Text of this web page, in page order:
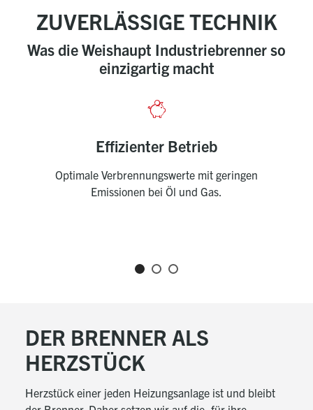
ZUVERLÄSSIGE TECHNIK
Was die Weishaupt Industriebrenner so
einzigartig macht
Effizienter Betrieb
Optimale Verbrennungswerte mit geringen
Emissionen bei Öl und Gas.
DER BRENNER ALS
HERZSTÜCK
Herzstück einer jeden Heizungsanlage ist und bleibt